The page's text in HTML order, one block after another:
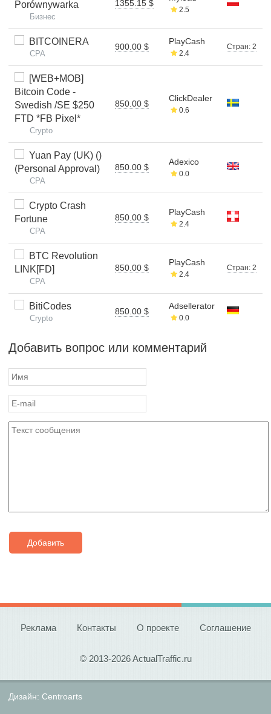
Porównywarka
Бизнес
1355.15 $
2.5
BITCOINERA
CPA
900.00 $
PlayCash
2.4
Стран: 2
[WEB+MOB]
Bitcoin Code -
Swedish /SE $250
FTD *FB Pixel*
Crypto
850.00 $
ClickDealer
0.6
Yuan Pay (UK) ()
(Personal Approval)
CPA
850.00 $
Adexico
0.0
Crypto Crash
Fortune
CPA
850.00 $
PlayCash
2.4
BTC Revolution
LINK[FD]
CPA
850.00 $
PlayCash
2.4
Стран: 2
BitiCodes
Crypto
850.00 $
Adsellerator
0.0
Добавить вопрос или комментарий
Добавить
Реклама Контакты О проекте Соглашение
© 2013-2026 ActualTraffic.ru
Дизайн: Centroarts